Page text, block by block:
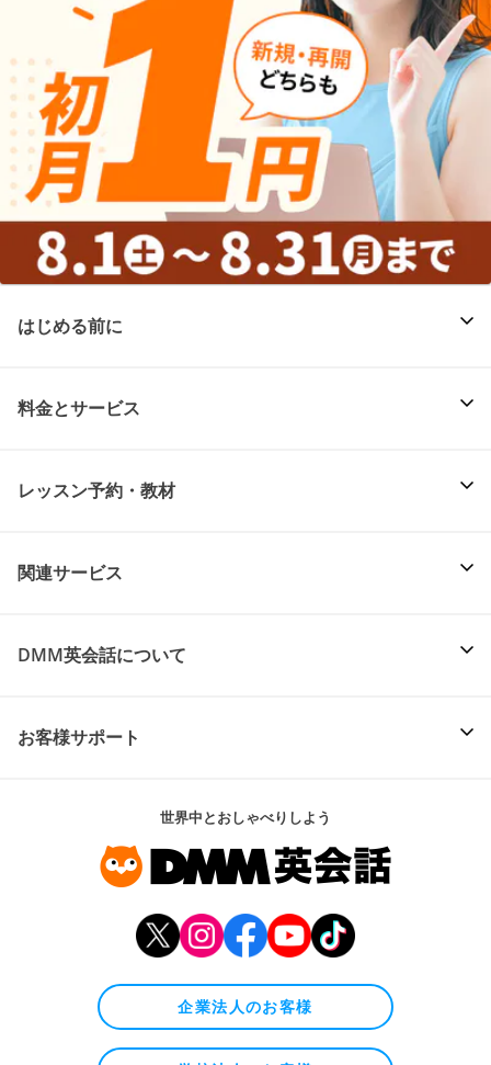
はじめる前に
料金とサービス
レッスン予約・教材
関連サービス
DMM英会話について
お客様サポート
世界中とおしゃべりしよう
企業法人のお客様